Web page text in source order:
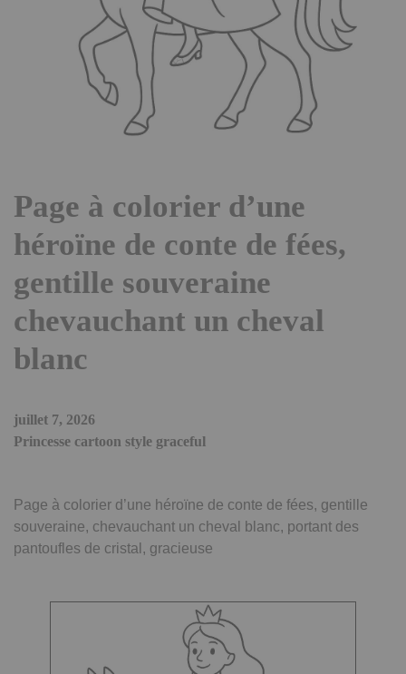
Page à colorier d’une
héroïne de conte de fées,
gentille souveraine
chevauchant un cheval
blanc
juillet 7, 2026
Princesse cartoon style graceful
Page à colorier d’une héroïne de conte de fées, gentille
souveraine, chevauchant un cheval blanc, portant des
pantoufles de cristal, gracieuse